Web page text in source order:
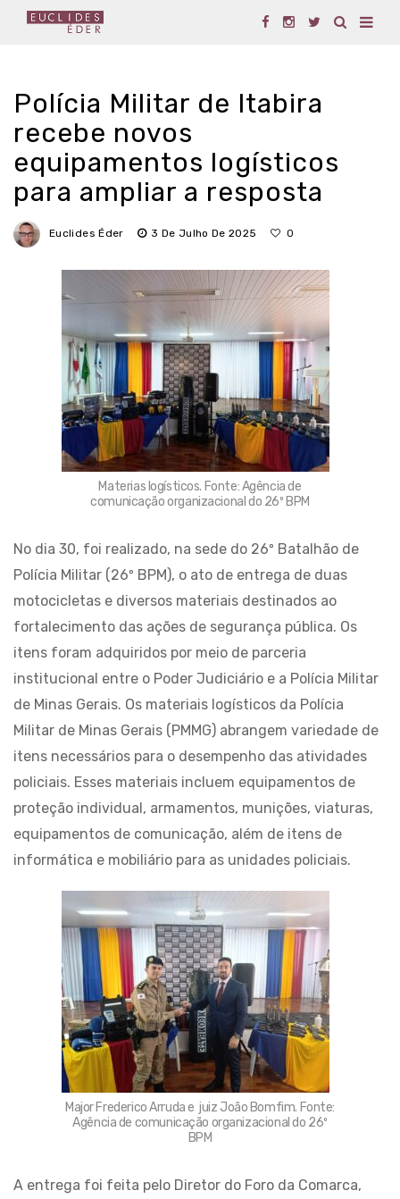
Polícia Militar de Itabira
recebe novos
equipamentos logísticos
para ampliar a resposta
Euclides Éder 3 De Julho De 2025 0
Materias logísticos. Fonte: Agência de
comunicação organizacional do 26º BPM
No dia 30, foi realizado, na sede do 26º Batalhão de
Polícia Militar (26º BPM), o ato de entrega de duas
motocicletas e diversos materiais destinados ao
fortalecimento das ações de segurança pública. Os
itens foram adquiridos por meio de parceria
institucional entre o Poder Judiciário e a Polícia Militar
de Minas Gerais. Os materiais logísticos da Polícia
Militar de Minas Gerais (PMMG) abrangem variedade de
itens necessários para o desempenho das atividades
policiais. Esses materiais incluem equipamentos de
proteção individual, armamentos, munições, viaturas,
equipamentos de comunicação, além de itens de
informática e mobiliário para as unidades policiais.
Major Frederico Arruda e juiz João Bomfim. Fonte:
Agência de comunicação organizacional do 26º
BPM
A entrega foi feita pelo Diretor do Foro da Comarca,